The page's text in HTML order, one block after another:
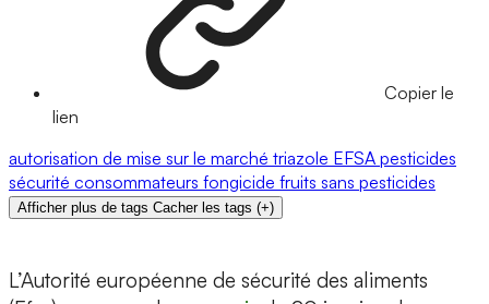
Copier le
lien
autorisation de mise sur le marché triazole EFSA pesticides
sécurité consommateurs fongicide fruits sans pesticides
Afficher plus de tags Cacher les tags (+)
L’Autorité européenne de sécurité des aliments